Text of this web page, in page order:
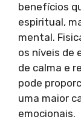
benefícios
espiritual,
mental.
os níveis de
de calma e
pode
uma maior
emocionais.